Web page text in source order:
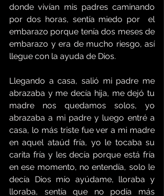
donde vivían mis padres caminando
por dos horas, sentía miedo por  el
embarazo porque tenía dos meses de
embarazo y era de mucho riesgo, así
llegue con la ayuda de Dios.
Llegando a casa, salió mi padre me
abrazaba y me decía hija, me dejó tu
madre nos quedamos solos, yo
abrazaba a mi padre y luego entré a
casa, lo más triste fue ver a mi madre
en aquel ataúd fría, yo le tocaba su
carita fría y les decía porque está fría
en ese momento, no entendía, solo le
decía Dios mío ayúdame, lloraba y
lloraba, sentía que no podía más